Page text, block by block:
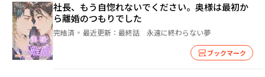
社長、もう自惚れないでください。奥様は最初か
ら離婚のつもりでした
完結済 最近更新： 最終話 永遠に終わらない夢
ブックマーク